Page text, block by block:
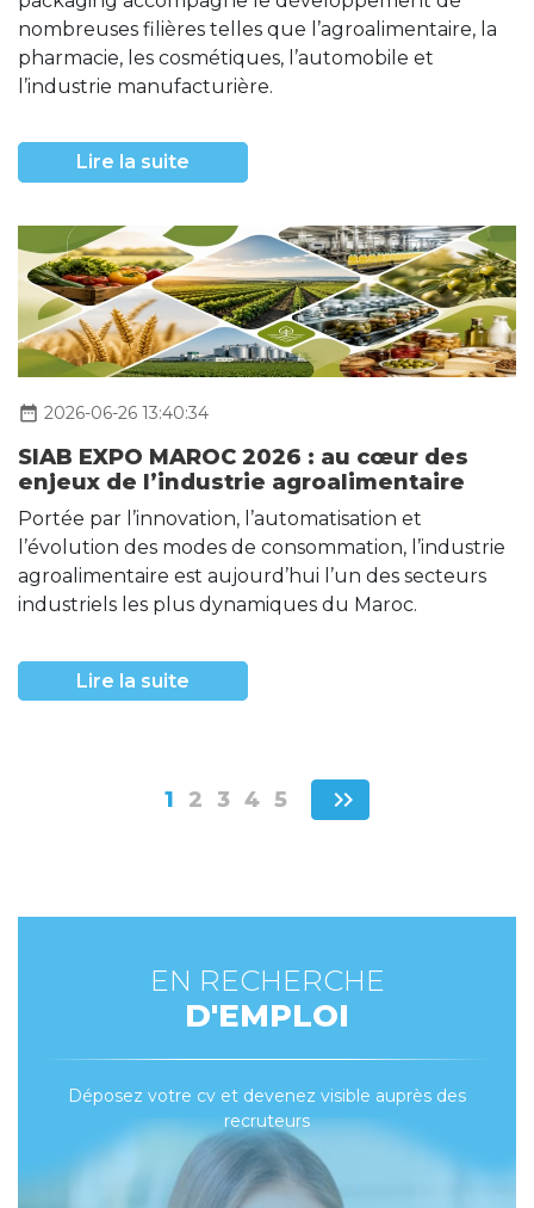
nombreuses filières telles que l’agroalimentaire, la
pharmacie, les cosmétiques, l’automobile et
l’industrie manufacturière.
Lire la suite
date_range 2026-06-26 13:40:34
SIAB EXPO MAROC 2026 : au cœur des
enjeux de l’industrie agroalimentaire
Portée par l’innovation, l’automatisation et
l’évolution des modes de consommation, l’industrie
agroalimentaire est aujourd’hui l’un des secteurs
industriels les plus dynamiques du Maroc.
Lire la suite
EN RECHERCHE
D'EMPLOI
Déposez votre cv et devenez visible auprès des
recruteurs
1 2 3 4 5 chevron_right
chevron_right